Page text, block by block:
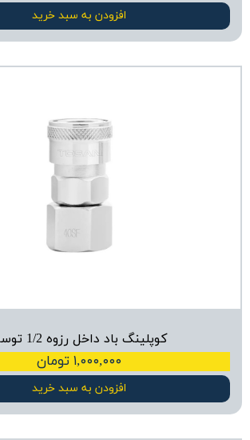
افزودن به سبد خرید
کوپلینگ باد داخل رزوه 1/2 توسن
۱,۰۰۰,۰۰۰ تومان
افزودن به سبد خرید